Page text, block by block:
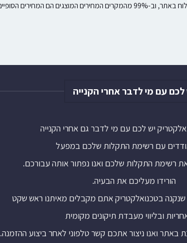
הם המחירים הסופיים.
לכם עם מי לדבר אחרי הקנייה
אלקטריק יש לכם עם מי לדבר גם אחרי הקנייה
עם רשימת התקלות שלכם במפעל
את רשימת התקלות שלכם ואנו נפתור אותה עבורכם.
הורידו מעליכם את הבעיה.
בטכנואלקטריק אתם מקבלים מאיתנו ראש שקט
ובליווי מעבדת תיקונים מקומית
באתר ואנו ניצור אתכם קשר טלפוני לאחר ביצוע ההזמנה.